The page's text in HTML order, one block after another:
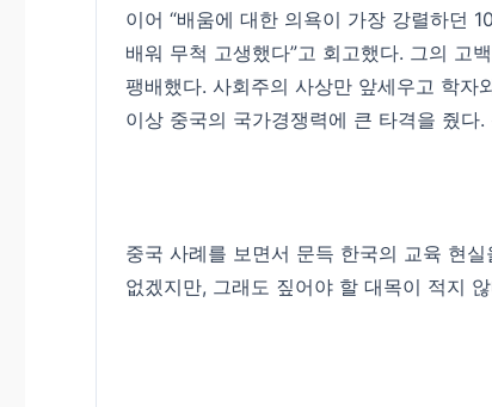
이어 “배움에 대한 의욕이 가장 강렬하던
배워 무척 고생했다”고 회고했다. 그의 고
팽배했다. 사회주의 사상만 앞세우고 학자
이상 중국의 국가경쟁력에 큰 타격을 줬다.
중국 사례를 보면서 문득 한국의 교육 현
없겠지만, 그래도 짚어야 할 대목이 적지